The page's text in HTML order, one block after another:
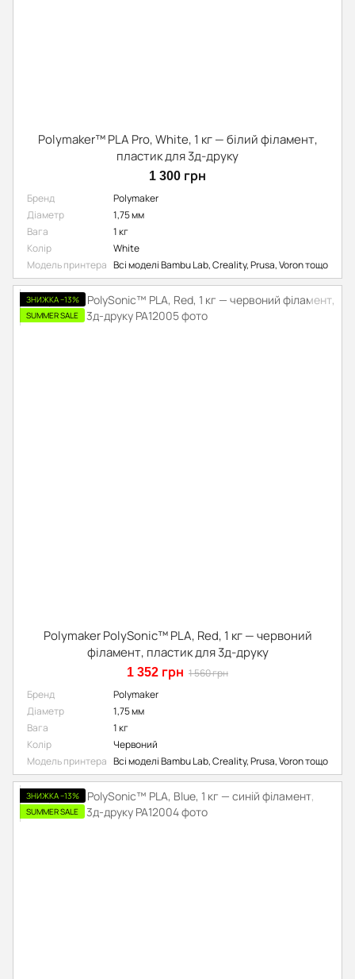
Polymaker™ PLA Pro, White, 1 кг — білий філамент,
пластик для 3д-друку
1 300 грн
Бренд
Polymaker
Діаметр
1,75 мм
Вага
1 кг
Колір
White
Модель принтера Всі моделі Bambu Lab, Creality, Prusa, Voron тощо
ЗНИЖКА −13%
SUMMER SALE
Polymaker PolySonic™ PLA, Red, 1 кг — червоний
філамент, пластик для 3д-друку
1 352 грн 1 560 грн
Бренд
Polymaker
Діаметр
1,75 мм
Вага
1 кг
Колір
Червоний
Модель принтера Всі моделі Bambu Lab, Creality, Prusa, Voron тощо
ЗНИЖКА −13%
SUMMER SALE